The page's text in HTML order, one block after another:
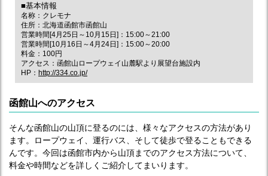
■基本情報
名称：クレモナ
住所：北海道函館市函館山
営業時間[4月25日～10月15日]：15:00～21:00
営業時間[10月16日～4月24日]：15:00～20:00
料金：100円
アクセス：函館山ロープウェイ山麓駅より展望台施設内
HP： http://334.co.jp/
函館山へのアクセス
そんな函館山の山頂に登るのには、様々なアクセスの方法があり
ます。ロープウェイ、運行バス、そして徒歩で登ることもできる
んです。今回は函館市内から山頂までのアクセス方法について、
料金や時間などを詳しくご紹介してまいります。